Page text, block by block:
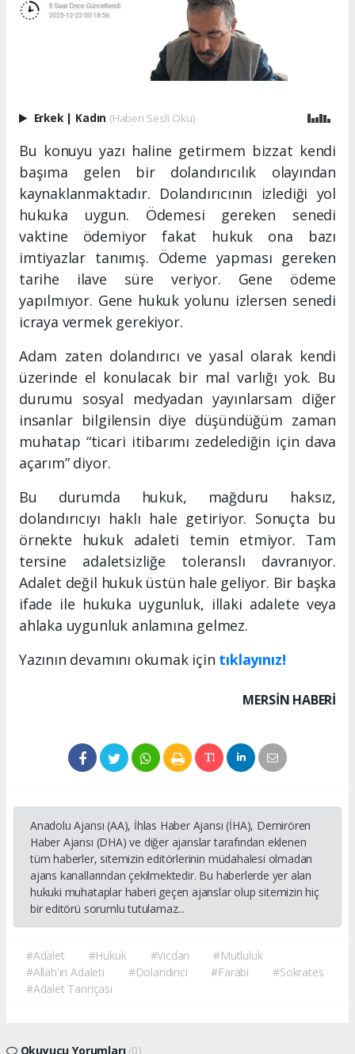
Erkek | Kadın (Haberi Sesli Oku)
Bu konuyu yazı haline getirmem bizzat kendi
başıma gelen bir dolandırıcılık olayından
kaynaklanmaktadır. Dolandırıcının izlediği yol
hukuka uygun. Ödemesi gereken senedi
vaktine ödemiyor fakat hukuk ona bazı
imtiyazlar tanımış. Ödeme yapması gereken
tarihe ilave süre veriyor. Gene ödeme
yapılmıyor. Gene hukuk yolunu izlersen senedi
icraya vermek gerekiyor.
Adam zaten dolandırıcı ve yasal olarak kendi
üzerinde el konulacak bir mal varlığı yok. Bu
durumu sosyal medyadan yayınlarsam diğer
insanlar bilgilensin diye düşündüğüm zaman
muhatap “ticari itibarımı zedelediğin için dava
açarım” diyor.
Bu durumda hukuk, mağduru haksız,
dolandırıcıyı haklı hale getiriyor. Sonuçta bu
örnekte hukuk adaleti temin etmiyor. Tam
tersine adaletsizliğe toleranslı davranıyor.
Adalet değil hukuk üstün hale geliyor. Bir başka
ifade ile hukuka uygunluk, illaki adalete veya
ahlaka uygunluk anlamına gelmez.
Yazının devamını okumak için tıklayınız!
MERSIN HABERİ
Anadolu Ajansı (AA), İhlas Haber Ajansı (İHA), Demirören
Haber Ajansı (DHA) ve diğer ajanslar tarafından eklenen
tüm haberler, sitemizin editörlerinin müdahalesi olmadan
ajans kanallarından çekilmektedir. Bu haberlerde yer alan
hukuki muhataplar haberi geçen ajanslar olup sitemizin hiç
bir editörü sorumlu tutulamaz...
#Adalet #Hukuk #Vicdan
#Mutluluk
#Allah'ın Adaleti
#Dolandırıcı #Farabi
#Sokrates
#Adalet Tanrıçası
Okuyucu Yorumları (0)